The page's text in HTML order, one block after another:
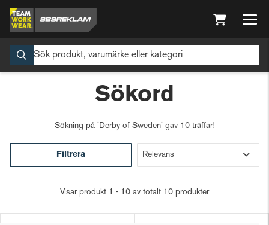
Sökord
Sökning på 'Derby of Sweden' gav 10 träffar!
Filtrera
Visar produkt 1 - 10 av totalt 10 produkter